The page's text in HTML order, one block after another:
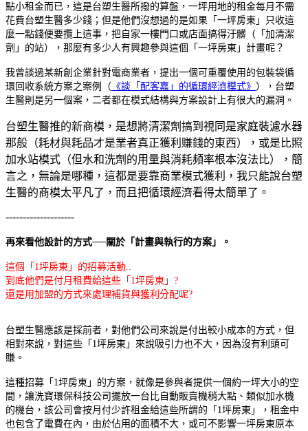
點小租金而已，這是台塑生醫所撥的算盤，一坪用地的租金每月不需
花費台塑生醫多少錢；但是他們沒想過的是如果「一坪房東」只收這
麼一點錢便要攬上這事，把自家一樓門口或店面搞得汙髒（「加清潔
劑」的站），那麼有多少人有興趣參與這個「一坪房東」計畫呢？
我曾談過某新創企業針對電商業者，提出一個可重覆使用的包裝袋循
環回收系統方案之案例（ 《談「配客嘉」的循環經濟模式》 ），台塑
生醫則是另一個案，二者都在模式結構與方案設計上有很大的漏洞。
台塑生醫推的新商模，是想將清潔劑搞到視同是家庭裝濾水器
那般（耗材與耗品才是業者真正獲利賺錢的東西），或是比照
加水站模式（但水和洗劑的用量與消耗頻率根本沒法比），簡
言之，無論是哪種，這都是要靠商業模式獲利，我只能說台塑
生醫的商模太平凡了，而且把循環經濟看得太簡單了。
--------------------
再來看他設計的方式──關於「計畫與執行的方案」。
這個「1坪房東」的招募活動..
到底他們是付月租費給這些「1坪房東」?
還是用加盟的方式來處理補貨與獲利分配呢?
台塑生醫應該是採前者，對他們公司來說是付出較小成本的方式，但
相對來說，對這些「1坪房東」來說吸引力也不大，因為沒有利頭可
賺。
這種招募「1坪房東」的方案，就像是參與者提供一個約一坪大小的空
間，讓洗寶環保科技公司擺放一台比自動販賣機稍大點、類似加水機
的機台，該公司會按月付少許租金給這些所謂的「1坪房東」，租金中
也包含了電費在內，由於佔用的面積不大，或可不影響一坪房東原本